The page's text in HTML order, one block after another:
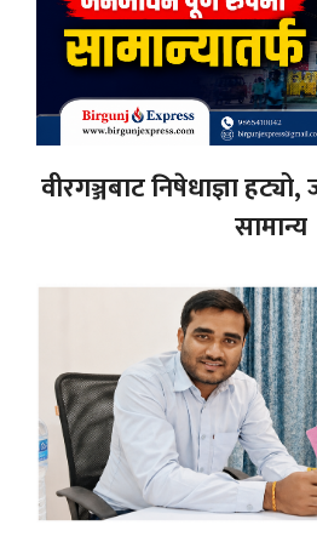
वीरगञ्जबाट निषेधाज्ञा
सामान्य